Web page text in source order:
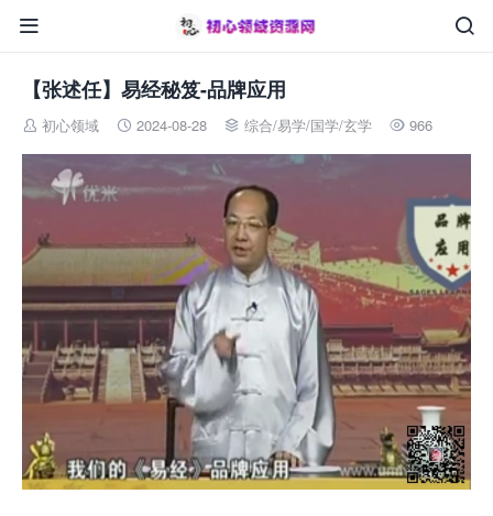


【张述任】易经秘笈-品牌应用
 初心领域  2024-08-28  综合/易学/国学/玄学  966